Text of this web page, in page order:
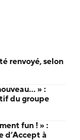
renvoyé, selon
» :
du groupe
fun ! » :
d’Accept à